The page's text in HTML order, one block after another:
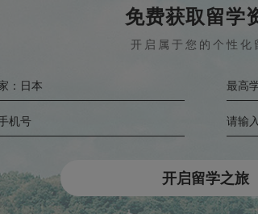
免费获取留学
开启属于您的个性化